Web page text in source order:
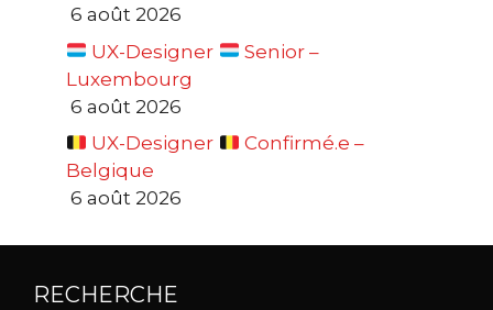
6 août 2026
UX-Designer
Senior –
Luxembourg
6 août 2026
UX-Designer
Confirmé.e –
Belgique
6 août 2026
RECHERCHE